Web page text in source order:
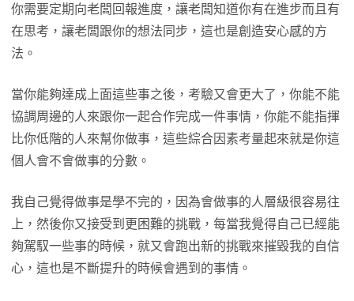
你需要定期向老闆回報進度，讓老闆知道你有在進步而且有
在思考，讓老闆跟你的想法同步，這也是創造安心感的方
法。
當你能夠達成上面這些事之後，考驗又會更大了，你能不能
協調周邊的人來跟你一起合作完成一件事情，你能不能指揮
比你低階的人來幫你做事，這些綜合因素考量起來就是你這
個人會不會做事的分數。
我自己覺得做事是學不完的，因為會做事的人層級很容易往
上，然後你又接受到更困難的挑戰，每當我覺得自己已經能
夠駕馭一些事的時候，就又會跑出新的挑戰來摧毀我的自信
心，這也是不斷提升的時候會遇到的事情。